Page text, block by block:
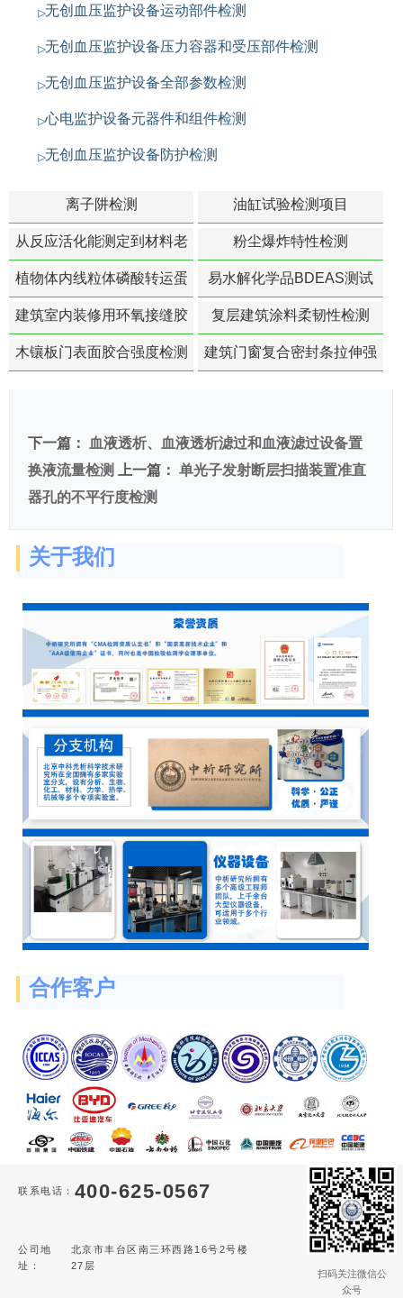
无创血压监护设备运动部件检测
无创血压监护设备压力容器和受压部件检测
无创血压监护设备全部参数检测
心电监护设备元器件和组件检测
无创血压监护设备防护检测
离子阱检测 油缸试验检测项目
从反应活化能测定到材料老
化寿命预测的经典模型
粉尘爆炸特性检测
植物体内线粒体磷酸转运蛋
白活性检测
易水解化学品BDEAS测试
建筑室内装修用环氧接缝胶
苯含量检测
复层建筑涂料柔韧性检测
木镶板门表面胶合强度检测
建筑门窗复合密封条拉伸强
下一篇：
血液透析、血液透析滤过和血液滤过设备置
换液流量检测
上一篇： 单光子发射断层扫描装置准直
器孔的不平行度检测
关于我们
合作客户
联系电话： 400-625-0567
公司地
址：
北京市丰台区南三环西路16号2号楼
27层
扫码关注微信公
众号